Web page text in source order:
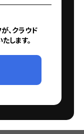
、クラウド
します。